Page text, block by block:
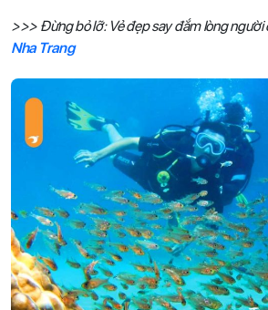
>>> Đừng bỏ lỡ: Vẻ đẹp say đắm lòng người
Nha Trang